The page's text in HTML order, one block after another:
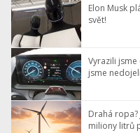
Elon Musk
svět!
Vyrazili
jsme
Drahá
miliony litrů